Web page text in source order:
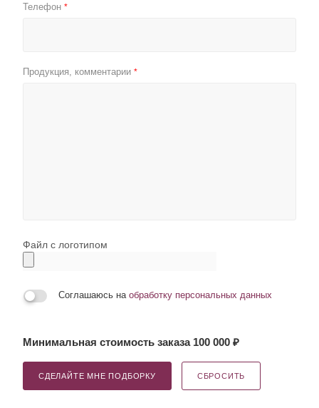
Телефон *
Продукция, комментарии *
Файл с логотипом
Соглашаюсь на обработку персональных данных
Минимальная стоимость заказа 100 000 ₽
СДЕЛАЙТЕ МНЕ ПОДБОРКУ СБРОСИТЬ